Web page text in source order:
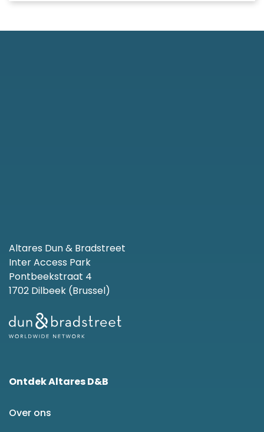
Altares Dun & Bradstreet
Inter Access Park
Pontbeekstraat 4
1702 Dilbeek (Brussel)
Ontdek Altares D&B
Over ons